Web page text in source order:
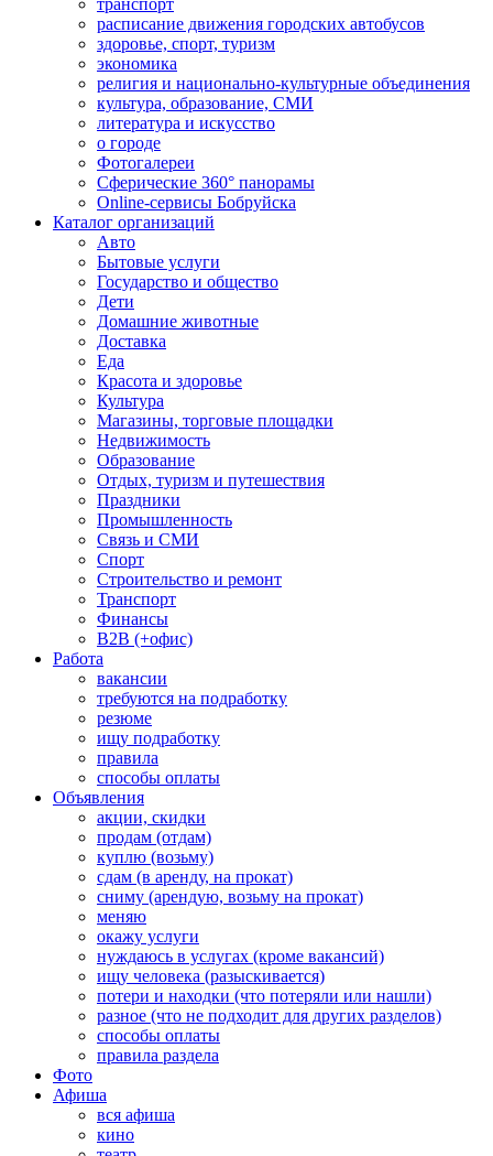
транспорт
расписание движения городских автобусов
здоровье, спорт, туризм
экономика
религия и национально-культурные объединения
культура, образование, СМИ
литература и искусство
о городе
Фотогалереи
Сферические 360° панорамы
Online-сервисы Бобруйска
Каталог организаций
Авто
Бытовые услуги
Государство и общество
Дети
Домашние животные
Доставка
Еда
Красота и здоровье
Культура
Магазины, торговые площадки
Недвижимость
Образование
Отдых, туризм и путешествия
Праздники
Промышленность
Связь и СМИ
Спорт
Строительство и ремонт
Транспорт
Финансы
B2B (+офис)
Работа
вакансии
требуются на подработку
резюме
ищу подработку
правила
способы оплаты
Объявления
акции, скидки
продам (отдам)
куплю (возьму)
сдам (в аренду, на прокат)
сниму (арендую, возьму на прокат)
меняю
окажу услуги
нуждаюсь в услугах (кроме вакансий)
ищу человека (разыскивается)
потери и находки (что потеряли или нашли)
разное (что не подходит для других разделов)
способы оплаты
правила раздела
Фото
Афиша
вся афиша
кино